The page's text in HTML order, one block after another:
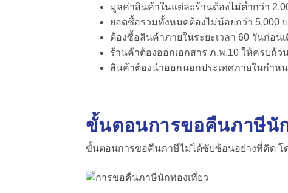
มูลค่าสินค้าในแต่ละร้านต้องไม่ต่ำกว่า
ยอดซื้อรวมทั้งหมดต้องไม่น้อยกว่า 5,000
ต้องซื้อสินค้าภายในระยะเวลา 60 วันก่อน
ร้านค้าต้องออกเอกสาร ภ.พ.10 ให้ครบถ้ว
สินค้าต้องนำออกนอกประเทศภายในกำห
ขั้นตอนการขอคืนภาษีนั
ขั้นตอนการขอคืนภาษีไม่ได้ซับซ้อนอย่างที่คิด โด